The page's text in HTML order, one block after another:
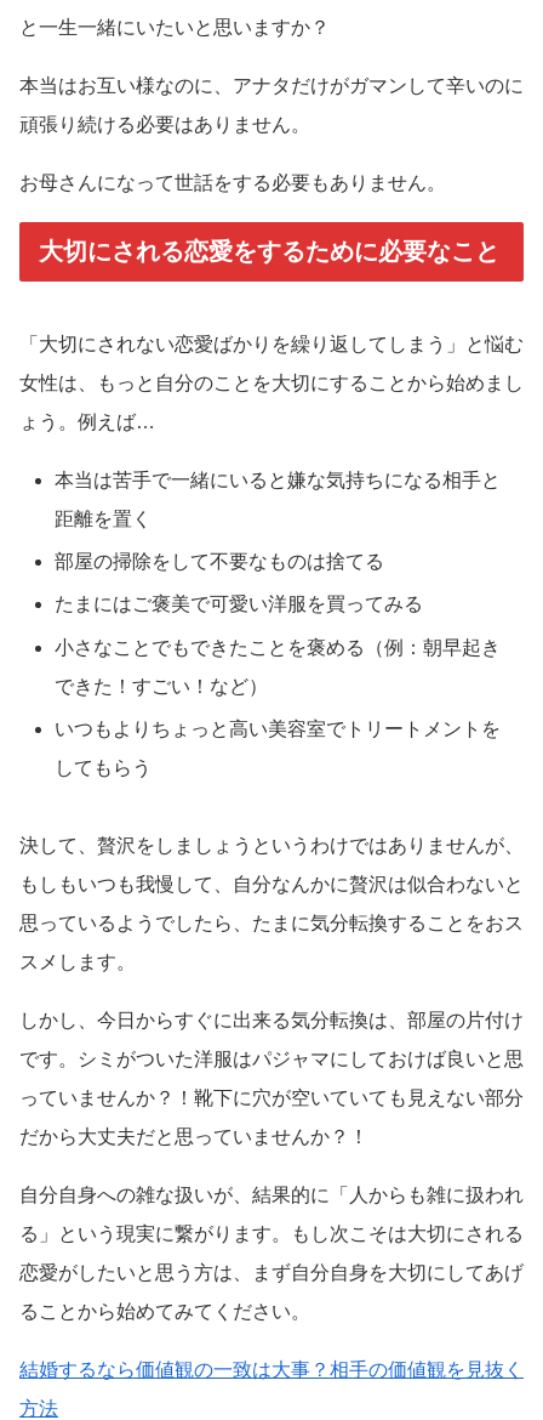
と一生一緒にいたいと思いますか？
本当はお互い様なのに、アナタだけがガマンして辛いのに
頑張り続ける必要はありません。
お母さんになって世話をする必要もありません。
大切にされる恋愛をするために必要なこと
「大切にされない恋愛ばかりを繰り返してしまう」と悩む
女性は、もっと自分のことを大切にすることから始めまし
ょう。例えば…
本当は苦手で一緒にいると嫌な気持ちになる相手と
距離を置く
部屋の掃除をして不要なものは捨てる
たまにはご褒美で可愛い洋服を買ってみる
小さなことでもできたことを褒める（例：朝早起き
できた！すごい！など）
いつもよりちょっと高い美容室でトリートメントを
してもらう
決して、贅沢をしましょうというわけではありませんが、
もしもいつも我慢して、自分なんかに贅沢は似合わないと
思っているようでしたら、たまに気分転換することをおス
スメします。
しかし、今日からすぐに出来る気分転換は、部屋の片付け
です。シミがついた洋服はパジャマにしておけば良いと思
っていませんか？！靴下に穴が空いていても見えない部分
だから大丈夫だと思っていませんか？！
自分自身への雑な扱いが、結果的に「人からも雑に扱われ
る」という現実に繋がります。もし次こそは大切にされる
恋愛がしたいと思う方は、まず自分自身を大切にしてあげ
ることから始めてみてください。
結婚するなら価値観の一致は大事？相手の価値観を見抜く
方法